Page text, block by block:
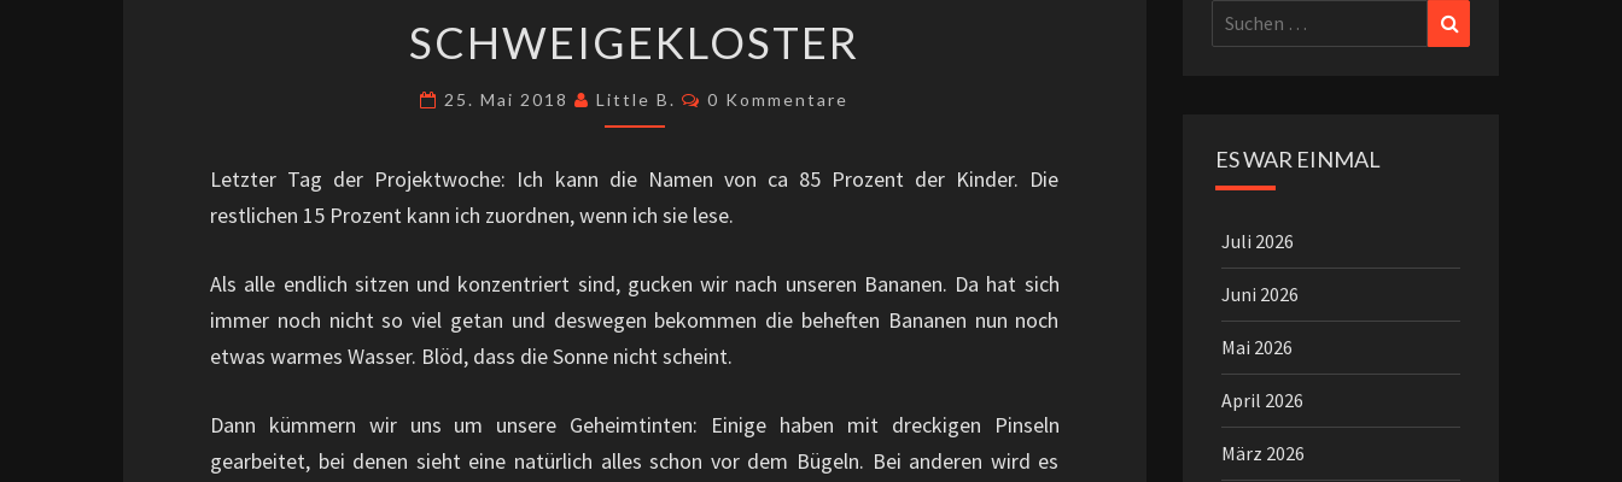
SCHWEIGEKLOSTER
25. Mai 2018 Little B. Kommentare
0 Kommentare
Letzter Tag der Projektwoche: Ich kann die Namen von ca 85 Prozent der Kinder. Die
restlichen 15 Prozent kann ich zuordnen, wenn ich sie lese.
Als alle endlich sitzen und konzentriert sind, gucken wir nach unseren Bananen. Da hat sich
immer noch nicht so viel getan und deswegen bekommen die beheften Bananen nun noch
etwas warmes Wasser. Blöd, dass die Sonne nicht scheint.
Dann kümmern wir uns um unsere Geheimtinten: Einige haben mit dreckigen Pinseln
gearbeitet, bei denen sieht eine natürlich alles schon vor dem Bügeln. Bei anderen wird es
Suchen
nach:
ES WAR EINMAL
Juli 2026
Juni 2026
Mai 2026
April 2026
März 2026